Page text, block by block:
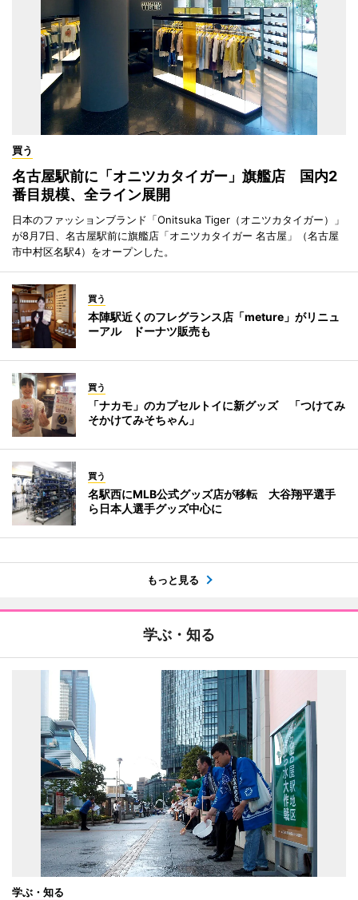
買う
名古屋駅前に「オニツカタイガー」旗艦店 国内2
番目規模、全ライン展開
日本のファッションブランド「Onitsuka Tiger（オニツカタイガー）」
が8月7日、名古屋駅前に旗艦店「オニツカタイガー 名古屋」（名古屋
市中村区名駅4）をオープンした。
買う
本陣駅近くのフレグランス店「meture」がリニュ
ーアル ドーナツ販売も
買う
「ナカモ」のカプセルトイに新グッズ 「つけてみ
そかけてみそちゃん」
買う
名駅西にMLB公式グッズ店が移転 大谷翔平選手
ら日本人選手グッズ中心に
もっと見る
学ぶ・知る
学ぶ・知る